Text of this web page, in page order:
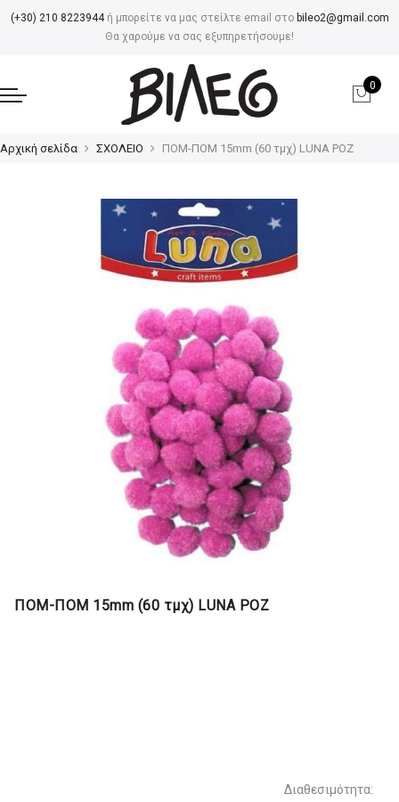
(+30) 210 8223944ή μπορείτε να μας στείλτε email στο bileo2@gmail.com
Θα χαρούμε να σας εξυπηρετήσουμε!
0
Αρχική σελίδα ΣΧΟΛΕΙΟ ΠΟΜ-ΠΟΜ 15mm (60 τμχ) LUNA ΡΟΖ
ΠΟΜ-ΠΟΜ 15mm (60 τμχ) LUNA ΡΟΖ
Διαθεσιμότητα: